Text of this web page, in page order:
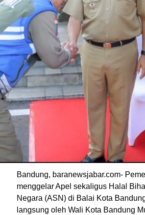
Bandung, baranewsjabar.com-
menggelar Apel sekaligus Halal
Negara (ASN) di Balai Kota
langsung oleh Wali Kota Bandung